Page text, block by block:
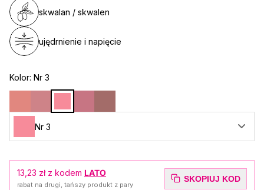
skwalan / skwalen
ujędrnienie i napięcie
Kolor: Nr 3
Nr 3
13,23 zł z kodem LATO
rabat na drugi, tańszy produkt z pary
SKOPIUJ KOD